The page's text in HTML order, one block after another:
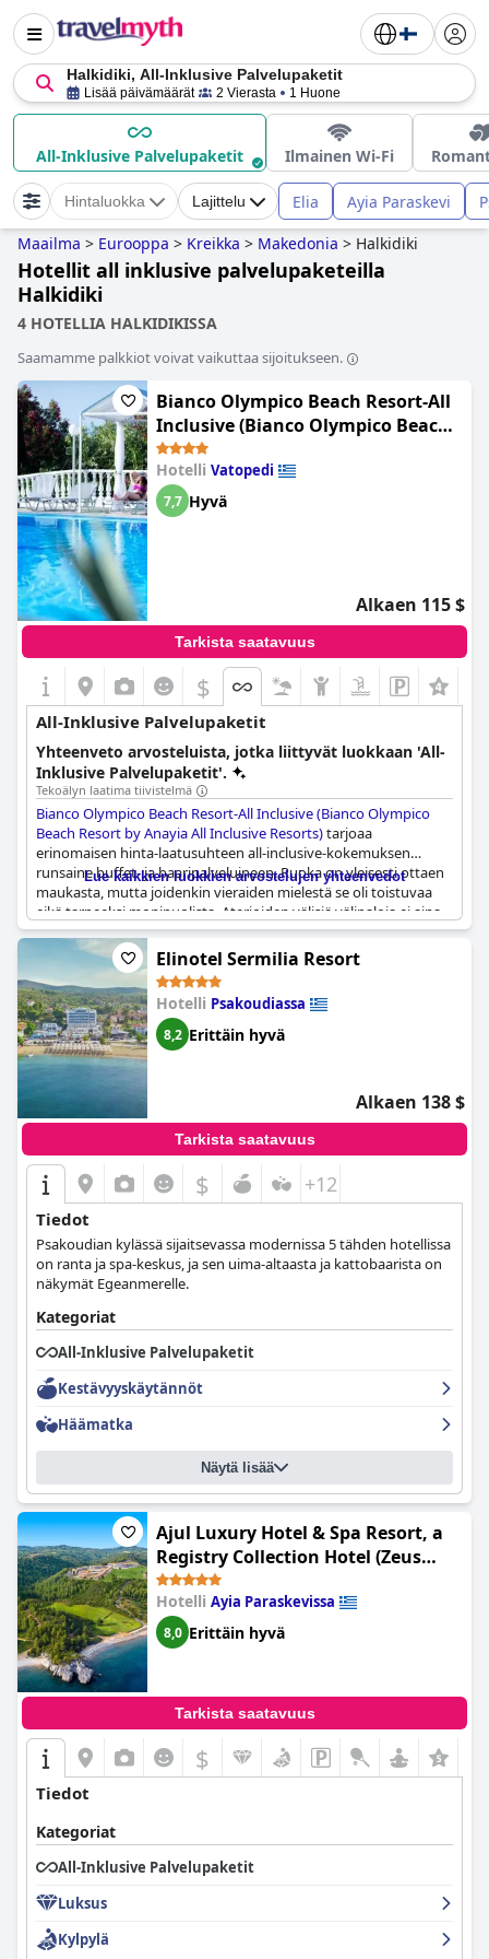
Halkidiki, All-Inklusive Palvelupaketit
Lisää päivämäärät 2 Vierasta 1 Huone
All-Inklusive Palvelupaketit Ilmainen Wi-Fi
Hintaluokka Lajittelu Elia Ayia Paraskevi
Maailma > Eurooppa > Kreikka > Makedonia > Halkidiki
Hotellit all inklusive palvelupaketeilla
Halkidiki
4 HOTELLIA HALKIDIKISSA
Saamamme palkkiot voivat vaikuttaa sijoitukseen.
Bianco Olympico Beach Resort-All
Inclusive (Bianco Olympico Beach
Resort by Anayia All Inclusive
Resorts)
Hotelli Vatopedi
7,7 Hyvä
Alkaen 115 $
Tarkista saatavuus
$
All-Inklusive Palvelupaketit
Yhteenveto arvosteluista, jotka liittyvät luokkaan 'All-
Inklusive Palvelupaketit'.
Tekoälyn laatima tiivistelmä
Bianco Olympico Beach Resort-All Inclusive (Bianco Olympico
Beach Resort by Anayia All Inclusive Resorts)tarjoaa
erinomaisen hinta-laatusuhteen all-inclusive-kokemuksen
runsaine buffet- ja baaripalveluineen. Ruoka on yleisesti ottaen
maukasta, mutta joidenkin vieraiden mielestä se oli toistuvaa
eikä tarpeeksi monipuolista. Aterioiden välisiä välipaloja ei aina
ollut saatavilla mainostetusti. All-inclusive-tarjoukseen
sisältyvien juomien laatu oli pettymys joillekin vieraille, jotka
pitivät niitä huonolaatuisina ja tuntemattomista tuotemerkeistä
valmistettuina. Jotkut vieraat olivat kuitenkin tyytyväisiä
monipuolisiin ja laadukkaisiin juomiin, kuten samppanjaan ja
cocktaileihin. Lomakeskus tarjoaa täysin itsepalvelujärjestelmän.
Joidenkin vieraiden mielestä kokonaiskokemus oli huono
verrattuna muihin all inclusive -resortteihin, joissa he ovat
käyneet, kun taas toisten mielestä se ylitti heidän odotuksensa.
Kaiken kaikkiaan lomakeskuksessa on parantamisen varaa,
mutta se tarjoaa hyvää vastinetta käytetylle rahalle.
Lue kaikkien luokkien arvostelujen yhteenvedot
Elinotel Sermilia Resort
Hotelli Psakoudiassa
8,2 Erittäin hyvä
Alkaen 138 $
Tarkista saatavuus
$ +12
Tiedot
Psakoudian kylässä sijaitsevassa modernissa 5 tähden hotellissa
on ranta ja spa-keskus, ja sen uima-altaasta ja kattobaarista on
näkymät Egeanmerelle.
Kategoriat
All-Inklusive Palvelupaketit
Kestävyyskäytännöt
Häämatka
Näytä lisää
Ajul Luxury Hotel & Spa Resort, a
Registry Collection Hotel (Zeus
Eleva Ajul)
Hotelli Ayia Paraskevissa
8,0 Erittäin hyvä
Tarkista saatavuus
$
Tiedot
Kategoriat
All-Inklusive Palvelupaketit
Luksus
Kylpylä